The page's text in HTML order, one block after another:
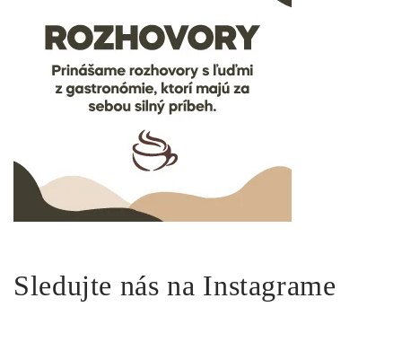
Sledujte nás na Instagrame